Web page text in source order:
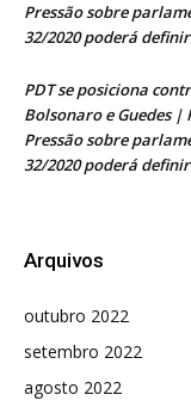
Pressão sobre
32/2020 poderá
PDT se posiciona
Bolsonaro e Guedes |
Pressão sobre
32/2020 poderá
Arquivos
outubro 2022
setembro 2022
agosto 2022